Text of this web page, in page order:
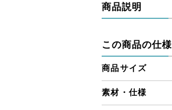
商品説明
この商品の仕様
商品サイズ
素材・仕様